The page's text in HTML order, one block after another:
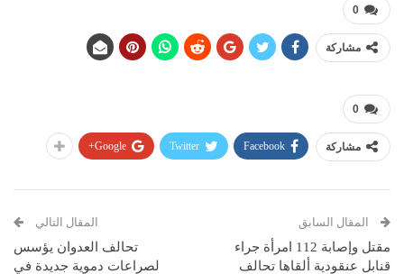
0
مشاركة
0
مشاركة Facebook
Twitter
Google+
المقال السابق
مقتل وإصابة 112 امرأة جراء
قنابل عنقودية ألقاها تحالف
المقال التالي
تحالف العدوان يؤسس
لصراعات دموية جديدة في